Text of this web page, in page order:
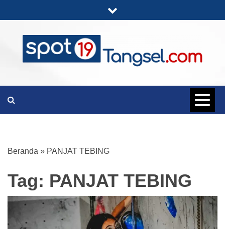
to
content
SPOT19
Beranda » PANJAT TEBING
Tag: PANJAT TEBING